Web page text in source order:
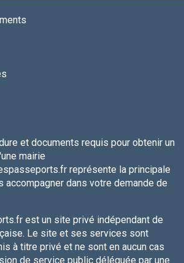
et documents requis pour obtenir un
mairie
représente la principale
accompagner dans votre demande de
est un site privé indépendant de
Le site et ses services sont
à titre privé et ne sont en aucun cas
de service public déléguée par une